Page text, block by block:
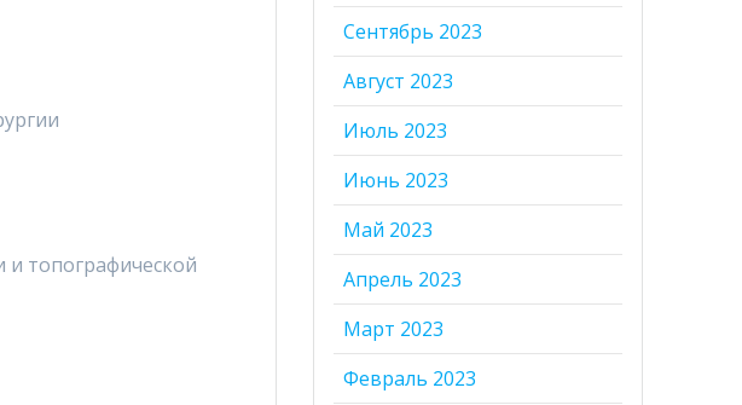
и топографической
Сентябрь 2023
Август 2023
Июль 2023
Июнь 2023
Май 2023
Апрель 2023
Март 2023
Февраль 2023